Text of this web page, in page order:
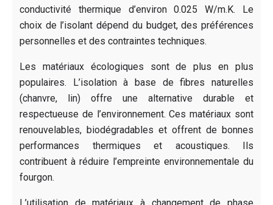
conductivité thermique d’environ 0.025 W/m.K. Le
choix de l’isolant dépend du budget, des préférences
personnelles et des contraintes techniques.
Les matériaux écologiques sont de plus en plus
populaires. L’isolation à base de fibres naturelles
(chanvre, lin) offre une alternative durable et
respectueuse de l’environnement. Ces matériaux sont
renouvelables, biodégradables et offrent de bonnes
performances thermiques et acoustiques. Ils
contribuent à réduire l’empreinte environnementale du
fourgon.